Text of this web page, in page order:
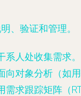
、验证和管理。
人处收集需求。
向对象分析（如
求跟踪矩阵（